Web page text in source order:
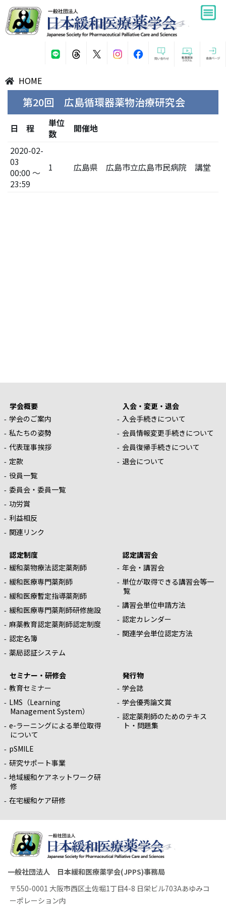
HOME
第20回 広島循環器薬物治療研究会
日 程
単位
数
開催地
2020-02-
03
00:00 ～
23:59
1 広島県 広島市立広島市民病院 講堂
学会概要
学会のご案内
私たちの姿勢
代表理事挨拶
定款
役員一覧
委員会・委員一覧
功労賞
利益相反
関連リンク
入会・変更・退会
入会手続きについて
会員情報変更手続きについて
会員復帰手続きについて
退会について
認定制度
緩和薬物療法認定薬剤師
緩和医療専門薬剤師
緩和医療暫定指導薬剤師
緩和医療専門薬剤師研修施設
麻薬教育認定薬剤師認定制度
認定名簿
薬局認証システム
認定講習会
年会・講習会
単位が取得できる講習会等一
覧
講習会単位申請方法
認定カレンダー
関連学会単位認定方法
セミナー・研修会
教育セミナー
LMS（Learning
Management System）
e-ラーニングによる単位取得
について
pSMILE
研究サポート事業
地域緩和ケアネットワーク研
修
在宅緩和ケア研修
発行物
学会誌
学会優秀論文賞
認定薬剤師のためのテキス
ト・問題集
一般社団法人 日本緩和医療薬学会(JPPS)事務局
〒550-0001 大阪市西区土佐堀1丁目4-8 日栄ビル703Aあゆみコ
ーポレーション内